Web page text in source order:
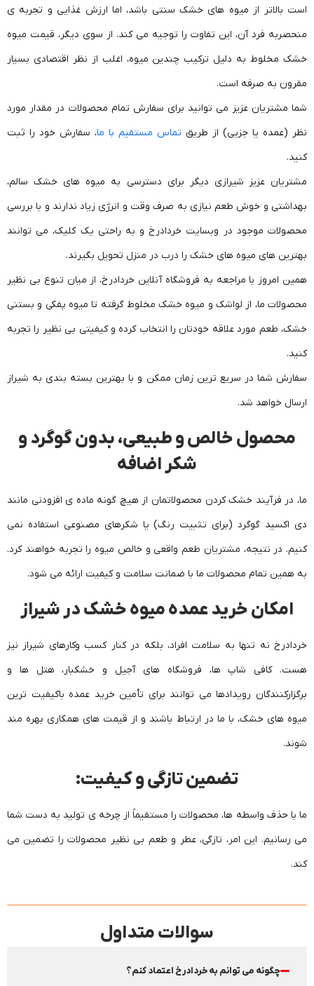
است بالاتر از میوه های خشک سنتی باشد، اما ارزش غذایی و تجربه ی
منحصربه فرد آن، این تفاوت را توجیه می کند. از سوی دیگر، قیمت میوه
خشک مخلوط به دلیل ترکیب چندین میوه، اغلب از نظر اقتصادی بسیار
مقرون به صرفه است.
‫شما مشتریان عزیز می توانید برای سفارش تمام محصولات در مقدار مورد
نظر (عمده یا جزیی) از طریق تماس مستقیم با ما، سفارش خود را ثبت
کنید.
‫مشتریان عزیز شیرازی دیگر برای دسترسی به میوه های خشک سالم،
بهداشتی و خوش طعم نیازی به صرف وقت و انرژی زیاد ندارند و با بررسی
محصولات موجود در وبسایت خردادرخ و به راحتی یک کلیک، می توانند
بهترین های میوه های خشک را درب در منزل تحویل بگیرند.
‫همین امروز با مراجعه به فروشگاه آنلاین خردادرخ، از میان تنوع بی نظیر
محصولات ما، از لواشک و میوه خشک مخلوط گرفته تا میوه پفکی و بستنی
خشک، طعم مورد علاقه خودتان را انتخاب کرده و کیفیتی بی نظیر را تجربه
کنید.
سفارش شما در سریع ترین زمان ممکن و با بهترین بسته بندی به شیراز
ارسال خواهد شد.
محصول خالص و طبیعی، بدون گوگرد و
شکر اضافه
ما، در فرآیند خشک کردن محصولاتمان از هیچ گونه ماده ی افزودنی مانند
دی اکسید گوگرد (برای تثبیت رنگ) یا شکرهای مصنوعی استفاده نمی
کنیم. در نتیجه، مشتریان طعم واقعی و خالص میوه را تجربه خواهند کرد.‬
به همین تمام محصولات ما با ضمانت سلامت و کیفیت ارائه می شود.
امکان خرید عمده میوه خشک در شیراز
خردادرخ نه تنها به سلامت افراد، بلکه در کنار کسب وکارهای شیراز نیز
هست. کافی شاپ ها، فروشگاه های آجیل و خشکبار، هتل ها و
برگزارکنندگان رویدادها می توانند برای تأمین خرید عمده باکیفیت ترین
میوه های خشک، با ما در ارتباط باشند و از قیمت های همکاری بهره مند
شوند.‬
تضمین تازگی و کیفیت:
ما با حذف واسطه ها، محصولات را مستقیماً از چرخه ی تولید به دست شما
می رسانیم. این امر، تازگی، عطر و طعم بی نظیر محصولات را تضمین می
کند.‬
سوالات متداول
چگونه می توانم به خردادرخ اعتماد کنم؟